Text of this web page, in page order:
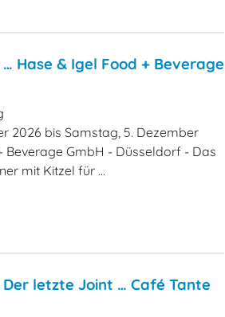
Hase & Igel Food + Beverage
2026 bis Samstag, 5. Dezember
Beverage GmbH - Düsseldorf - Das
mit Kitzel für ...
Der letzte Joint … Café Tante